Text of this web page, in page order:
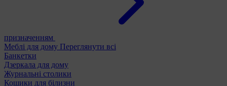
призначенням
Меблі для дому Переглянути всі
Банкетки
Дзеркала для дому
Журнальні столики
Кошики для білизни